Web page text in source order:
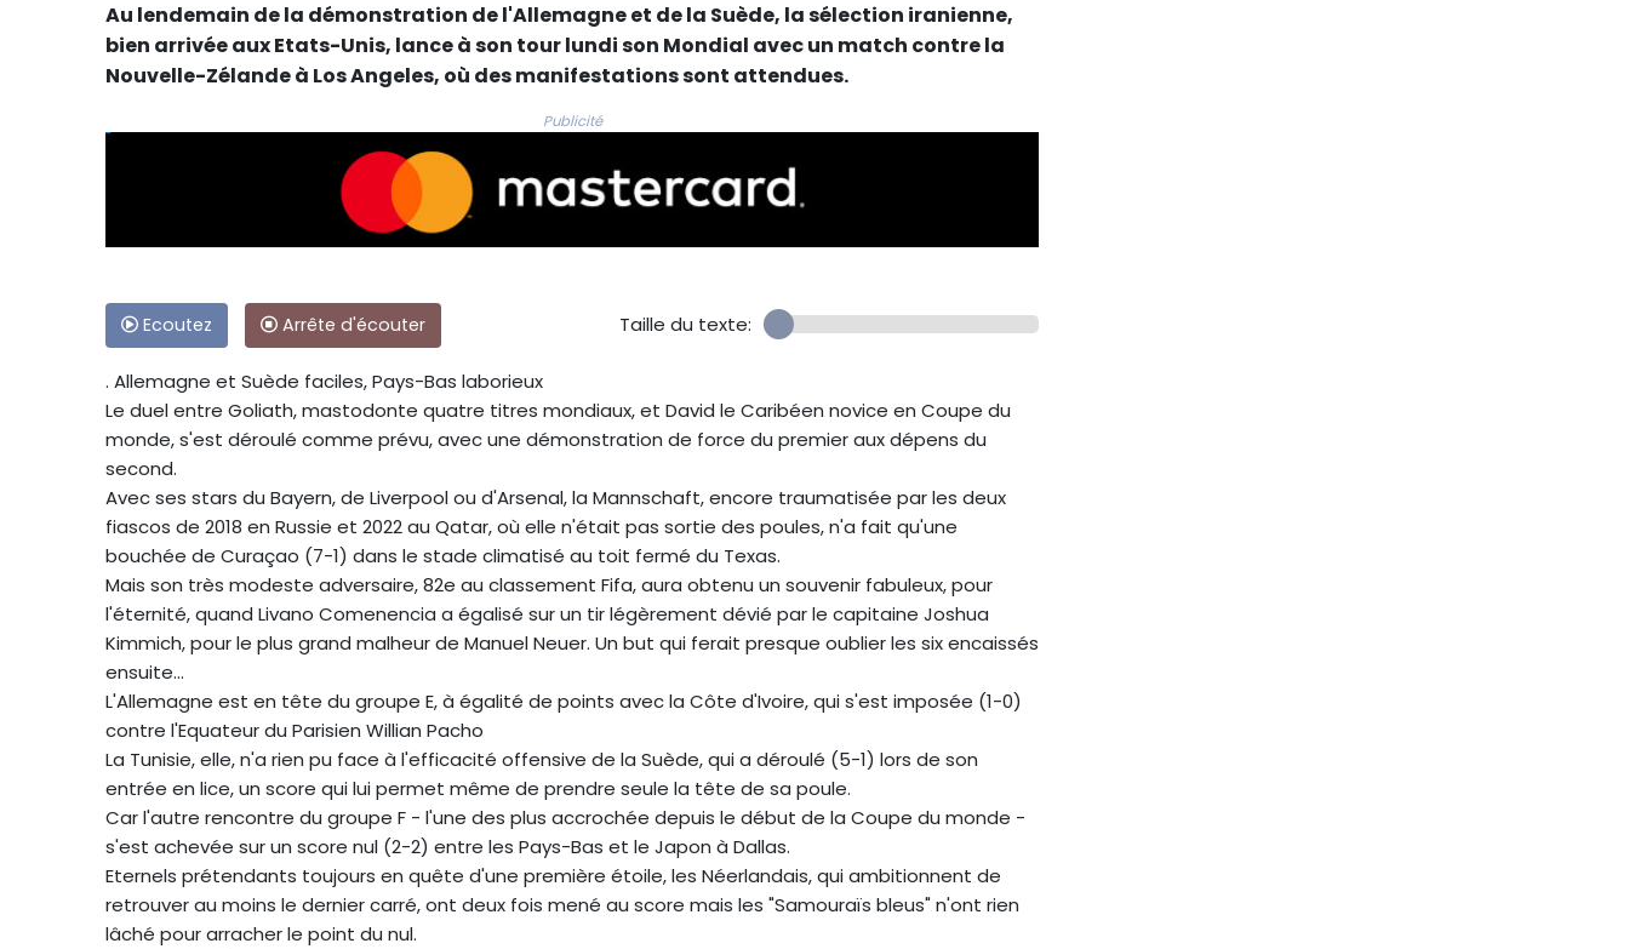
Au lendemain de la démonstration de l'Allemagne et de la Suède, la sélection iranienne,
bien arrivée aux Etats-Unis, lance à son tour lundi son Mondial avec un match contre la
Nouvelle-Zélande à Los Angeles, où des manifestations sont attendues.
Publicité
Ecoutez Arrête d'écouter Taille du texte:
. Allemagne et Suède faciles, Pays-Bas laborieux
Le duel entre Goliath, mastodonte quatre titres mondiaux, et David le Caribéen novice en Coupe du
monde, s'est déroulé comme prévu, avec une démonstration de force du premier aux dépens du
second.
Avec ses stars du Bayern, de Liverpool ou d'Arsenal, la Mannschaft, encore traumatisée par les deux
fiascos de 2018 en Russie et 2022 au Qatar, où elle n'était pas sortie des poules, n'a fait qu'une
bouchée de Curaçao (7-1) dans le stade climatisé au toit fermé du Texas.
Mais son très modeste adversaire, 82e au classement Fifa, aura obtenu un souvenir fabuleux, pour
l'éternité, quand Livano Comenencia a égalisé sur un tir légèrement dévié par le capitaine Joshua
Kimmich, pour le plus grand malheur de Manuel Neuer. Un but qui ferait presque oublier les six encaissés
ensuite...
L'Allemagne est en tête du groupe E, à égalité de points avec la Côte d'Ivoire, qui s'est imposée (1-0)
contre l'Equateur du Parisien Willian Pacho
La Tunisie, elle, n'a rien pu face à l'efficacité offensive de la Suède, qui a déroulé (5-1) lors de son
entrée en lice, un score qui lui permet même de prendre seule la tête de sa poule.
Car l'autre rencontre du groupe F - l'une des plus accrochée depuis le début de la Coupe du monde -
s'est achevée sur un score nul (2-2) entre les Pays-Bas et le Japon à Dallas.
Eternels prétendants toujours en quête d'une première étoile, les Néerlandais, qui ambitionnent de
retrouver au moins le dernier carré, ont deux fois mené au score mais les "Samouraïs bleus" n'ont rien
lâché pour arracher le point du nul.